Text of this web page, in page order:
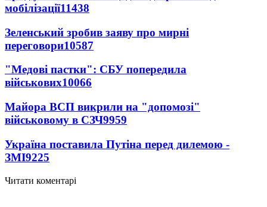
мобілізації11438
Зеленський зробив заяву про мирні
переговори10587
"Медові пастки": СБУ попередила
військових10066
Майора ВСП викрили на "допомозі"
військовому в СЗЧ9959
Україна поставила Путіна перед дилемою -
ЗМІ9225
Читати коментарі